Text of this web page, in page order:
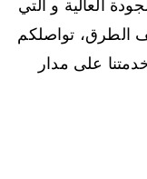
العالية و التي
الطرق، تواصلكم
على مدار